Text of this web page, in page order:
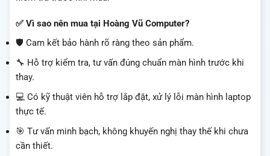
✅ Vì sao nên mua tại Hoàng Vũ Computer?
🛡️ Cam kết bảo hành rõ ràng theo sản phẩm.
🔧 Hỗ trợ kiểm tra, tư vấn đúng chuẩn màn hình trước khi
thay.
💻 Có kỹ thuật viên hỗ trợ lắp đặt, xử lý lỗi màn hình laptop
thực tế.
🎯 Tư vấn minh bạch, không khuyến nghị thay thế khi chưa
cần thiết.